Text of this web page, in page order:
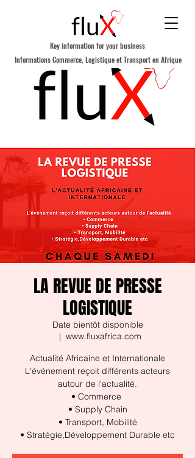
Informations Commerce, Logistique et Transport en Afrique
Key information for your business
LA REVUE DE PRESSE
LOGISTIQUE
Date bientôt disponible
  |
www.fluxafrica.com
Actualité Africaine et Internationale
L'événement reçoit différents acteurs
autour de l'actualité.
• Commerce
• Supply Chain
• Transport, Mobilité
• Stratégie,Développement Durable etc